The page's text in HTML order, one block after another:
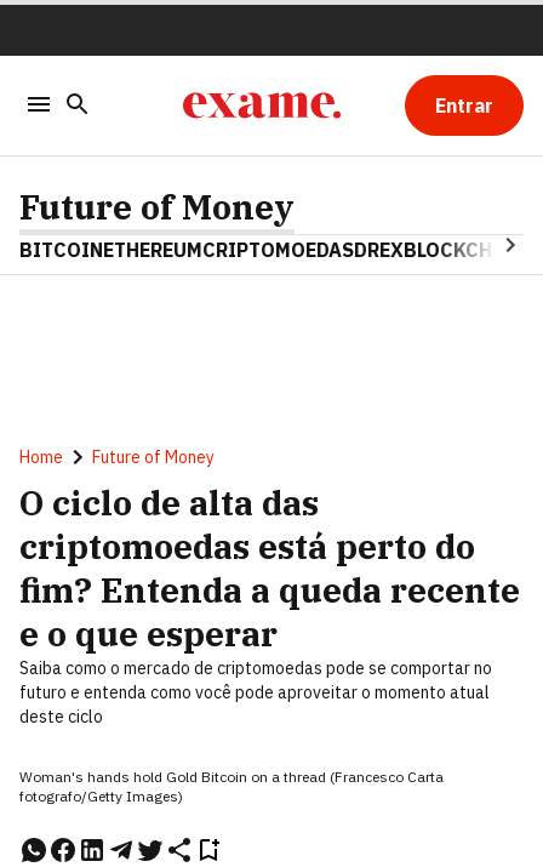
Entrar
Future of Money
BITCOINETHEREUMCRIPTOMOEDASDREXBLOCKCHAIN
Home Future of Money
O ciclo de alta das
criptomoedas está perto do
fim? Entenda a queda recente
e o que esperar
Saiba como o mercado de criptomoedas pode se comportar no
futuro e entenda como você pode aproveitar o momento atual
deste ciclo
Woman's hands hold Gold Bitcoin on a thread (Francesco Carta
fotografo/Getty Images)